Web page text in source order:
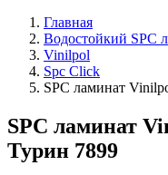
Главная
Водостойкий SPC
Vinilpol
Spc Click
SPC ламинат
SPC ламинат
Турин 7899